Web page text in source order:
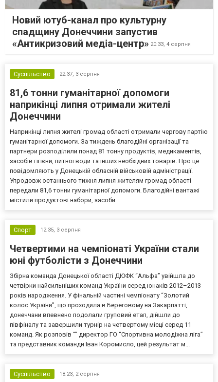
Новий ютуб-канал про культурну
спадщину Донеччини запустив
«Антикризовий медіа-центр» 20:33, 4 серпня
Суспільство 22:37, 3 серпня
81,6 тонни гуманітарної допомоги
наприкінці липня отримали жителі
Донеччини
Наприкінці липня жителі громад області отримали чергову партію
гуманітарної допомоги. За тиждень благодійні організації та
партнери розподілили понад 81 тонну продуктів, медикаментів,
засобів гігієни, питної води та інших необхідних товарів. Про це
повідомляють у Донецькій обласній військовій адміністрації.
Упродовж останнього тижня липня жителям громад області
передали 81,6 тонни гуманітарної допомоги. Благодійні вантажі
містили продуктові набори, засоби...
Спорт 12:35, 3 серпня
Четвертими на чемпіонаті України стали
юні футболісти з Донеччини
Збірна команда Донецької області ДЮФК “Альфа” увійшла до
четвірки найсильніших команд України серед юнаків 2012–2013
років народження. У фінальній частині чемпіонату “Золотий
колос України”, що проходила в Береговому на Закарпатті,
донеччани впевнено подолали груповий етап, дійшли до
півфіналу та завершили турнір на четвертому місці серед 11
команд. Як розповів “” директор ГО “Спортивна молодіжна ліга”
та представник команди Іван Коромисло, цей результат м...
Суспільство 18:23, 2 серпня